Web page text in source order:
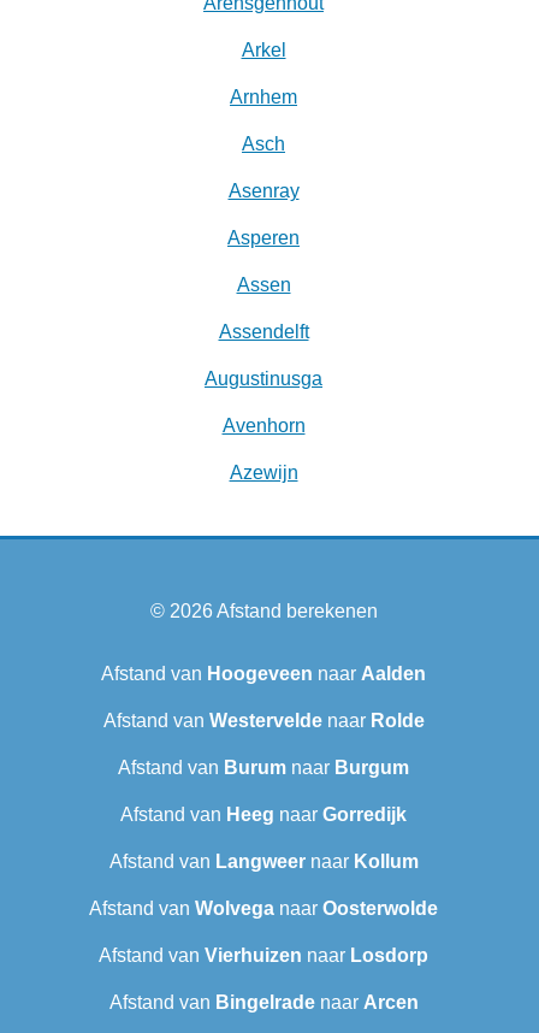
Arkel
Arnhem
Asch
Asenray
Asperen
Assen
Assendelft
Augustinusga
Avenhorn
Azewijn
© 2026Afstand berekenen
Afstand van Hoogeveen naar Aalden
Afstand van Westerveldenaar Rolde
Afstand van Burum naar Burgum
Afstand van Heeg naar Gorredijk
Afstand van Langweer‎naar Kollum
Afstand van Wolvega naar Oosterwolde
Afstand van Vierhuizen naar Losdorp
Afstand van Bingelradenaar Arcen